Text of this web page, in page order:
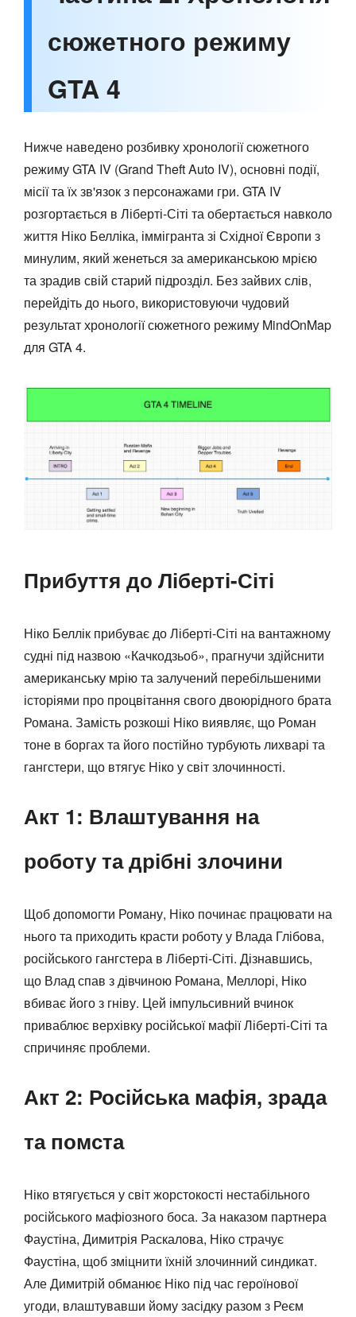
сюжетного режиму
GTA 4
Нижче наведено розбивку хронології сюжетного
режиму GTA IV (Grand Theft Auto IV), основні події,
місії та їх зв'язок з персонажами гри. GTA IV
розгортається в Ліберті-Сіті та обертається навколо
життя Ніко Белліка, іммігранта зі Східної Європи з
минулим, який женеться за американською мрією
та зрадив свій старий підрозділ. Без зайвих слів,
перейдіть до нього, використовуючи чудовий
результат хронології сюжетного режиму MindOnMap
для GTA 4.
Прибуття до Ліберті-Сіті
Ніко Беллік прибуває до Ліберті-Сіті на вантажному
судні під назвою «Качкодзьоб», прагнучи здійснити
американську мрію та залучений перебільшеними
історіями про процвітання свого двоюрідного брата
Романа. Замість розкоші Ніко виявляє, що Роман
тоне в боргах та його постійно турбують лихварі та
гангстери, що втягує Ніко у світ злочинності.
Акт 1: Влаштування на
роботу та дрібні злочини
Щоб допомогти Роману, Ніко починає працювати на
нього та приходить красти роботу у Влада Глібова,
російського гангстера в Ліберті-Сіті. Дізнавшись,
що Влад спав з дівчиною Романа, Меллорі, Ніко
вбиває його з гніву. Цей імпульсивний вчинок
приваблює верхівку російської мафії Ліберті-Сіті та
спричиняє проблеми.
Акт 2: Російська мафія, зрада
та помста
Ніко втягується у світ жорстокості нестабільного
російського мафіозного боса. За наказом партнера
Фаустіна, Димитрія Раскалова, Ніко страчує
Фаустіна, щоб зміцнити їхній злочинний синдикат.
Але Димитрій обманює Ніко під час героїнової
угоди, влаштувавши йому засідку разом з Реєм